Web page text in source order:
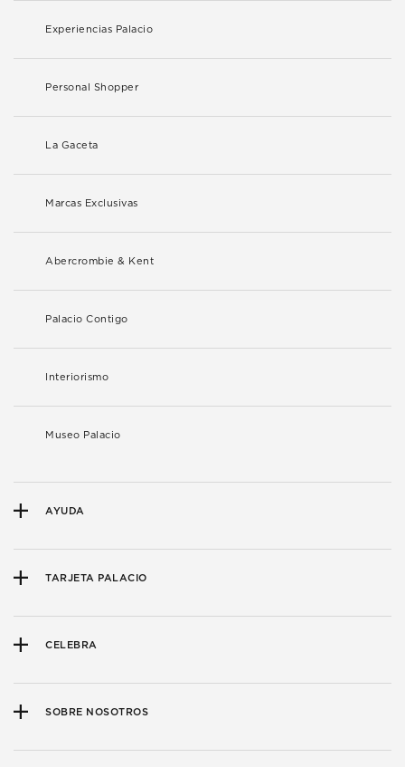
Experiencias Palacio
Personal Shopper
La Gaceta
Marcas Exclusivas
Abercrombie & Kent
Palacio Contigo
Interiorismo
Museo Palacio
AYUDA
TARJETA PALACIO
CELEBRA
SOBRE NOSOTROS